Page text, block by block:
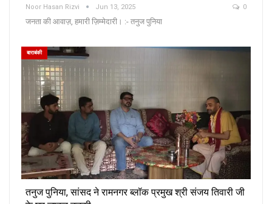
Noor Hasan Rizvi Jun 13, 2025 0
जनता की आवाज़, हमारी ज़िम्मेदारी। :- तनुज पुनिया
बाराबंकी
तनुज पुनिया, सांसद ने रामनगर ब्लॉक प्रमुख श्री संजय तिवारी जी